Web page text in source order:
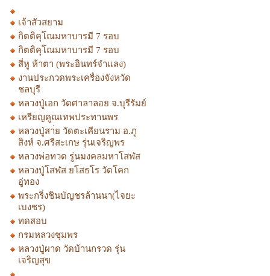
เจ้าสัวสยาม
กิตติคุโณมหาบารมี 7 รอบ
กิตติคุโณมหาบารมี 7 รอบ
สี่หู ห้าตา (พระอินทร์จำแลง)
งานประกวดพระเครื่องจังหวัด
ชลบุรี
หลวงปู่เอก วัดศาลาลอย จ.บุรีรัมย์
เหรียญคูณเทพประทานพร
หลวงปู่สา่ย วัดตะเคียนราม อ.ภู
สิงห์ จ.ศรีสะเกษ รุ่นเจริญพร
หลวงพ่อทวด รู่นมงคลมหาโสฬส
หลวงปู่โสฬส ยโสธโร วัดโคก
อู่ทอง
พระกริ่งชินบัญชรล้านนา(ไจยะ
เบงชร)
ทดสอบ
กรมหลวงชุมพร
หลวงปู่ผาด วัดบ้านกรวด รุ่น
เจริญสุข